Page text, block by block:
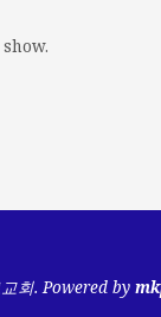
회. Powered by